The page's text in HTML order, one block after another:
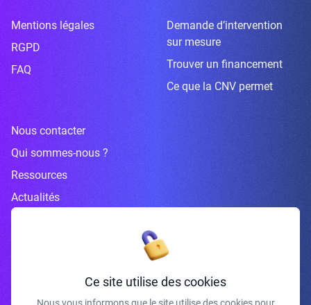
Mentions légales
RGPD
FAQ
Demande d’intervention
sur mesure
Trouver un financement
Ce que la CNV permet
Nous contacter
Qui sommes-nous ?
Ressources
Actualités
Inscrivez-vous à la newsletter
Ce site utilise des cookies